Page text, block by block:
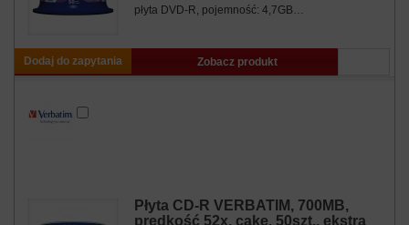
płyta DVD-R, pojemność: 4,7GB…
Dodaj do zapytania Zobacz produkt
Płyta CD-R VERBATIM, 700MB,
prędkość 52x, cake, 50szt., ekstra